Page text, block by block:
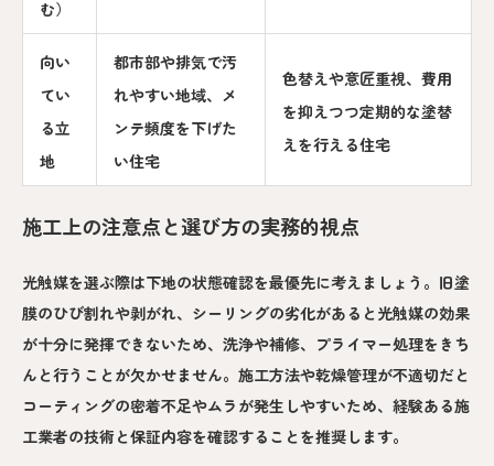
む）
向い
てい
る立
地
都市部や排気で汚
れやすい地域、メ
ンテ頻度を下げた
い住宅
色替えや意匠重視、費用
を抑えつつ定期的な塗替
えを行える住宅
施工上の注意点と選び方の実務的視点
光触媒を選ぶ際は下地の状態確認を最優先に考えましょう。旧塗
膜のひび割れや剥がれ、シーリングの劣化があると光触媒の効果
が十分に発揮できないため、洗浄や補修、プライマー処理をきち
んと行うことが欠かせません。施工方法や乾燥管理が不適切だと
コーティングの密着不足やムラが発生しやすいため、経験ある施
工業者の技術と保証内容を確認することを推奨します。